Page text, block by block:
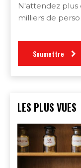
N'attendez plus
milliers de
Soumettre
LES PLUS VUES